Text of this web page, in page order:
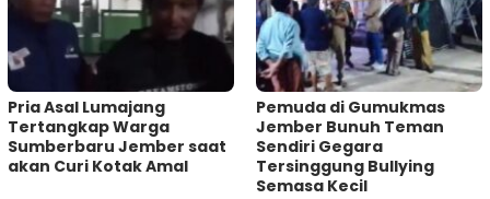
Pria Asal Lumajang
Tertangkap Warga
Sumberbaru Jember saat
akan Curi Kotak Amal
Pemuda di Gumukmas
Jember Bunuh Teman
Sendiri Gegara
Tersinggung Bullying
Semasa Kecil